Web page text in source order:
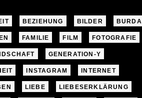
BEZIEHUNG BILDER BURDA
FAMILIE FILM FOTOGRAFIE
GENERATION-Y
INSTAGRAM INTERNET
LIEBE LIEBESERKLÄRUNG